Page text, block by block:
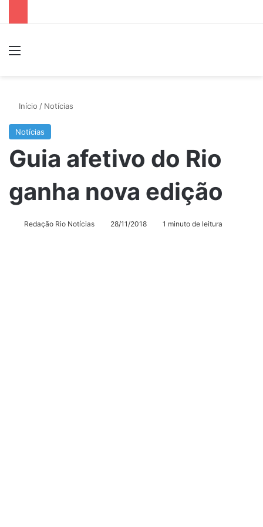
Início / Notícias
Notícias
Guia afetivo do Rio
ganha nova edição
Redação Rio Notícias 28/11/2018 1 minuto de leitura